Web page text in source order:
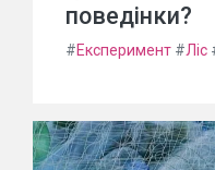
поведінки?
#Експеримент #Ліс